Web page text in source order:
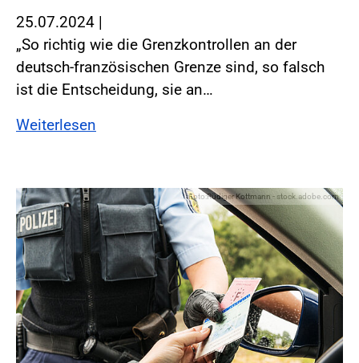
25.07.2024 |
„So richtig wie die Grenzkontrollen an der
deutsch-französischen Grenze sind, so falsch
ist die Entscheidung, sie an…
Weiterlesen
Foto:Rüdiger Kottmann - stock.adobe.com